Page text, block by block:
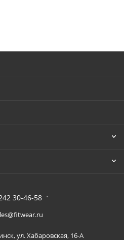
30-46-58
ул. Хабаровская, 16-А